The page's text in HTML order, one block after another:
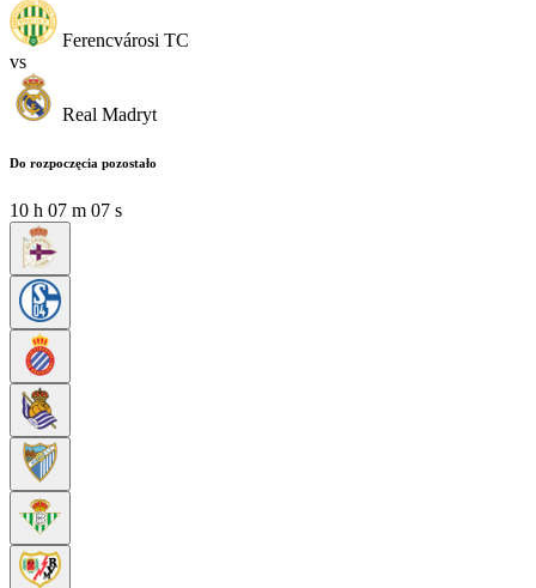
Ferencvárosi TC
vs
Real Madryt
Do rozpoczęcia pozostało
10 h 07 m 07 s